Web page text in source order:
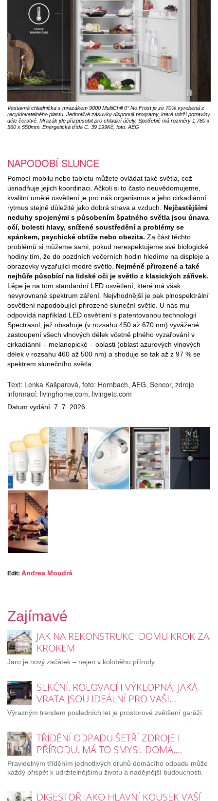
Vestavná chladnička s mrazákem 9000 MultiChill 0° No Frost je ze 70% vyrobená z
recyklovatelného plastu. Jednotlivé zásuvky disponují programy, které udrží potraviny
déle čerstvé. Mrazák jde přizpůsobit pro chladicí účely. Spotřebič má rozměry 1 780 x
560 x 550mm. Energetická třída C. 39 199Kč, foto: AEG
NAPODOBÍ SLUNCE
Pomocí mobilu nebo tabletu můžete ovládat také světla, což
usnadňuje jejich koordinaci. Ačkoli si to často neuvědomujeme,
kvalitní umělé osvětlení je pro náš organismus a jeho cirkadiánní
rytmus stejně důležité jako dobrá strava a vzduch. Nejčastějšími
neduhy spojenými s působením špatného světla jsou únava
očí, bolesti hlavy, snížené soustředění a problémy se
spánkem, psychické obtíže nebo obezita. Za část těchto
problémů si můžeme sami, pokud nerespektujeme své biologické
hodiny tím, že do pozdních večerních hodin hledíme na displeje a
obrazovky vyzařující modré světlo. Nejméně přirozené a také
nejhůře působící na lidské oči je světlo z klasických zářivek.
Lépe je na tom standardní LED osvětlení, které má však
nevyrovnané spektrum záření. Nejvhodnější je pak plnospektrální
osvětlení napodobující přirozené sluneční světlo. U nás mu
odpovídá například LED osvětlení s patentovanou technologií
Spectrasol, jež obsahuje (v rozsahu 450 až 670 nm) vyvážené
zastoupení všech vlnových délek včetně plného vyzařování v
cirkadiánní – melanopické – oblasti (oblast azurových vlnových
délek v rozsahu 460 až 500 nm) a shoduje se tak až z 97 % se
spektrem slunečního světla.
Text: Lenka Kašparová, foto: Hornbach, AEG, Sencor, zdroje
informací: livinghome.com, livingetc.com
Datum vydání: 7. 7. 2026
Edit: Andrea Moudrá
Zajímavé
JAK NA REKONSTRUKCI DOMU KROK ZA
KROKEM
Jaro je nový začátek – nejen v koloběhu přírody.
SEKČNÍ, ROLOVACÍ I VÝKLOPNÁ: JAKÁ
VRATA JSOU IDEÁLNÍ PRO VAŠI…
Výrazným trendem posledních let je prostorové zvětšení garáží.
TŘÍDĚNÍ ODPADU ŠETŘÍ ZDROJE I
PŘÍRODU. MÁ TO SMYSL DOMA,…
Pravidelným tříděním jednotlivých druhů domácího odpadu může
každý přispět k udržitelnějšímu životu a nadějnější budoucnosti.
DIGESTOŘ JAKO HLAVNÍ KOUSEK VAŠÍ